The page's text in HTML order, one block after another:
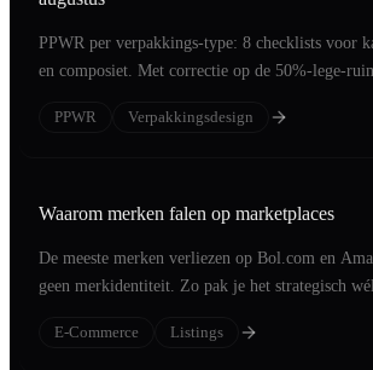
PPWR per verpakkings-type: 8 checklists voor
en composiet. Met correctie op de 50%-lege-
PPWR
Verpakkingsdesign
Waarom merken falen op marketplaces
De meeste merken verliezen op Bol.com en
geen merkidentiteit. Zo pak je het strategisch
E-Commerce Listings